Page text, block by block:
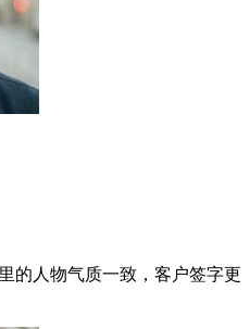
人物气质一致，客户签字更